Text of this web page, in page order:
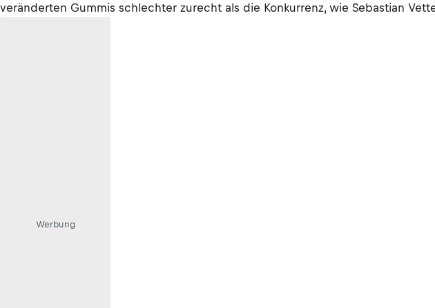
veränderten Gummis schlechter zurecht als die Konkurrenz, wie Sebastian
Werbung